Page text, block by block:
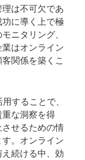
は不可欠であ
に導く上で極
ニタリング、
はオンライン
関係を築くこ
することで、
な洞察を得
せるための情
。オンライン
続ける中、効